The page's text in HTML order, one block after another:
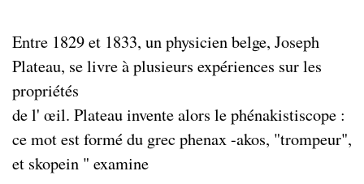
Entre 1829 et 1833, un physicien belge, Joseph
Plateau, se livre à plusieurs expériences sur les
propriétés
de l' œil. Plateau invente alors le phénakistiscope :
ce mot est formé du grec phenax -akos, "trompeur",
et skopein " examine